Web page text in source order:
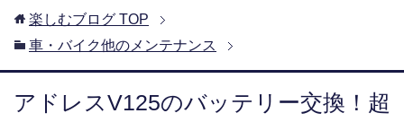
楽しむブログ TOP
車・バイク他のメンテナンス
アドレスV125のバッテリー交換！超